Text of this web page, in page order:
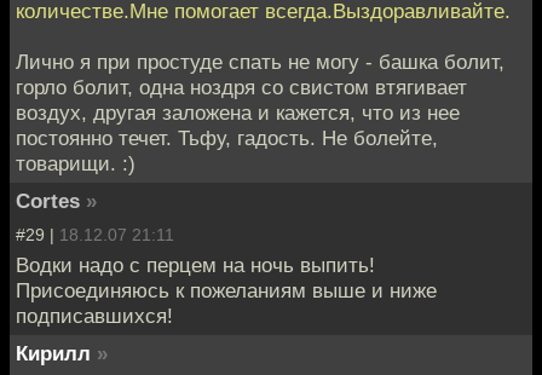
количестве.Мне помогает всегда.Выздоравливайте.
Лично я при простуде спать не могу - башка болит,
горло болит, одна ноздря со свистом втягивает
воздух, другая заложена и кажется, что из нее
постоянно течет. Тьфу, гадость. Не болейте,
товарищи. :)
Cortes »
#29 | 18.12.07 21:11
Водки надо с перцем на ночь выпить!
Присоединяюсь к пожеланиям выше и ниже
подписавшихся!
Кирилл »